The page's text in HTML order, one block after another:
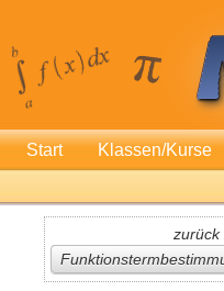
Start Klassen/Kurse
zurück